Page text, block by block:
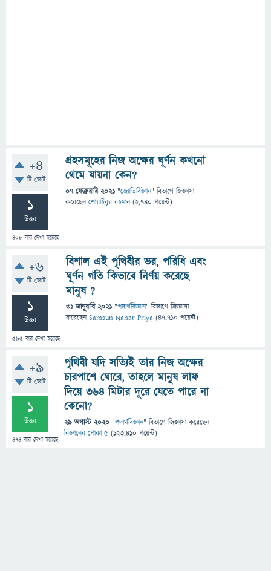
+4
টি ভোট
1
উত্তর
408 বার দেখা হয়েছে
গ্রহসমূহের নিজ অক্ষের ঘূর্ণন কখনো
থেমে যায়না কেন?
07 ফেব্রুয়ারি 2021 "জ্যোতির্বিজ্ঞান" বিভাগে জিজ্ঞাসা
করেছেনশোয়াইবুর রহমান (2,740 পয়েন্ট)
+6
টি ভোট
1
উত্তর
595 বার দেখা হয়েছে
বিশাল এই পৃথিবীর ভর, পরিধি এবং
ঘূর্ণন গতি কিভাবে নির্ণয় করেছে
মানুষ ?
31 জানুয়ারি 2021 "পদার্থবিজ্ঞান" বিভাগে জিজ্ঞাসা
করেছেনSamsun Nahar Priya (47,710 পয়েন্ট)
+9
টি ভোট
1
উত্তর
474 বার দেখা হয়েছে
পৃথিবী যদি সত্যিই তার নিজ অক্ষের
চারপাশে ঘোরে, তাহলে মানুষ লাফ
দিয়ে ৩৬৪ মিটার দূরে যেতে পারে না
কেনো?
29 অগাস্ট 2020 "পদার্থবিজ্ঞান" বিভাগে জিজ্ঞাসাকরেছেন
বিজ্ঞানের পোকা ৫ (123,410 পয়েন্ট)